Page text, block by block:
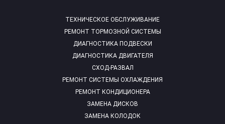
ТЕХНИЧЕСКОЕ ОБСЛУЖИВАНИЕ
РЕМОНТ ТОРМОЗНОЙ СИСТЕМЫ
ДИАГНОСТИКА ПОДВЕСКИ
ДИАГНОСТИКА ДВИГАТЕЛЯ
СХОД-РАЗВАЛ
РЕМОНТ СИСТЕМЫ ОХЛАЖДЕНИЯ
РЕМОНТ КОНДИЦИОНЕРА
ЗАМЕНА ДИСКОВ
ЗАМЕНА КОЛОДОК